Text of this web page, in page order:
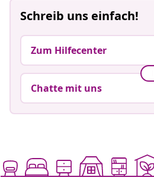
Schreib uns einfach!
Zum Hilfecenter
Chatte mit uns